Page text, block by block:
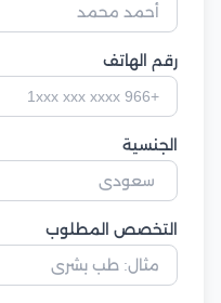
رقم الهاتف
الجنسية
التخصص المطلوب